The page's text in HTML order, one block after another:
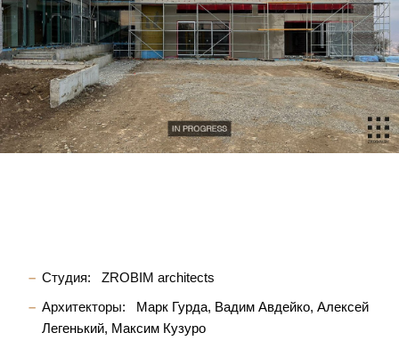
Студия:
ZROBIM architects
Архитекторы:
Марк Гурда Вадим Авдейко Алексей
Легенький Максим Кузуро